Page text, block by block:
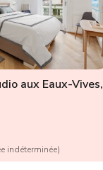
aux Eaux-Vives,
indéterminée)